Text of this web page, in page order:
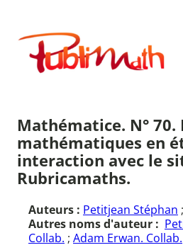
contenu
Publimath
Mathématice. N° 70.
mathématiques en
interaction avec le
Rubricamaths.
Auteurs : Petitjean Stéphan ;
Autres noms d'auteur :
Collab. ; Adam Erwan. Collab.